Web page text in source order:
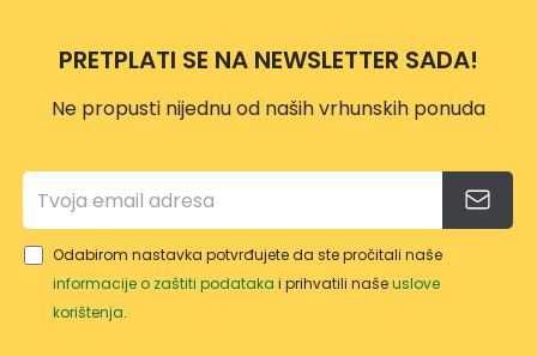
PRETPLATI SE NA NEWSLETTER SADA!
Ne propusti nijednu od naših vrhunskih ponuda
Odabirom nastavka potvrđujete da ste pročitali naše
informacije o zaštiti podataka i prihvatili našeuslove
korištenja.